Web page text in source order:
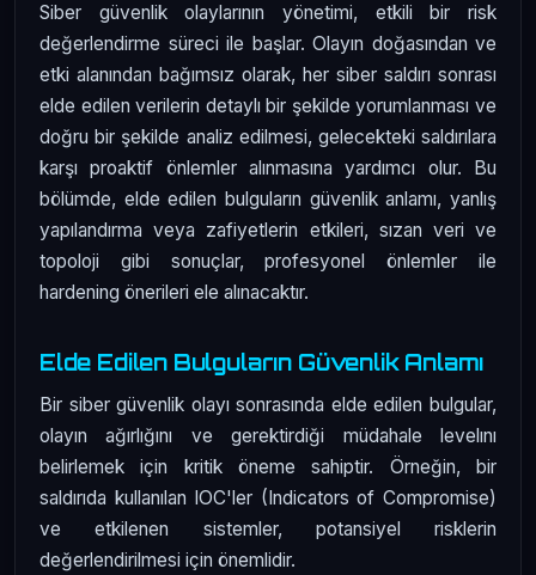
Siber güvenlik olaylarının yönetimi, etkili bir risk
değerlendirme süreci ile başlar. Olayın doğasından ve
etki alanından bağımsız olarak, her siber saldırı sonrası
elde edilen verilerin detaylı bir şekilde yorumlanması ve
doğru bir şekilde analiz edilmesi, gelecekteki saldırılara
karşı proaktif önlemler alınmasına yardımcı olur. Bu
bölümde, elde edilen bulguların güvenlik anlamı, yanlış
yapılandırma veya zafiyetlerin etkileri, sızan veri ve
topoloji gibi sonuçlar, profesyonel önlemler ile
hardening önerileri ele alınacaktır.
Elde Edilen Bulguların Güvenlik Anlamı
Bir siber güvenlik olayı sonrasında elde edilen bulgular,
olayın ağırlığını ve gerektirdiği müdahale levelını
belirlemek için kritik öneme sahiptir. Örneğin, bir
saldırıda kullanılan IOC'ler (Indicators of Compromise)
ve etkilenen sistemler, potansiyel risklerin
değerlendirilmesi için önemlidir.